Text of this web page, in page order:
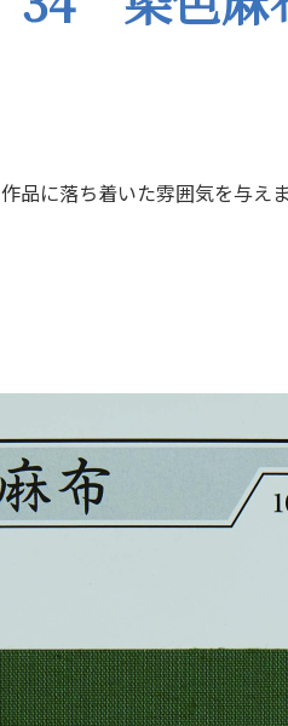
に落ち着いた雰囲気を与え